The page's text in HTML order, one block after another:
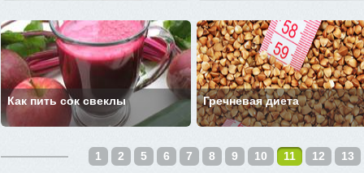
Как пить сок свеклы Гречневая диета
1 2 5 6 7 8 9 10 11 12 13